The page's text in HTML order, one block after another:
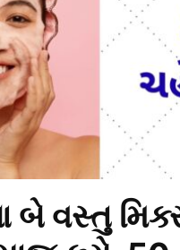
બે વસ્તુ